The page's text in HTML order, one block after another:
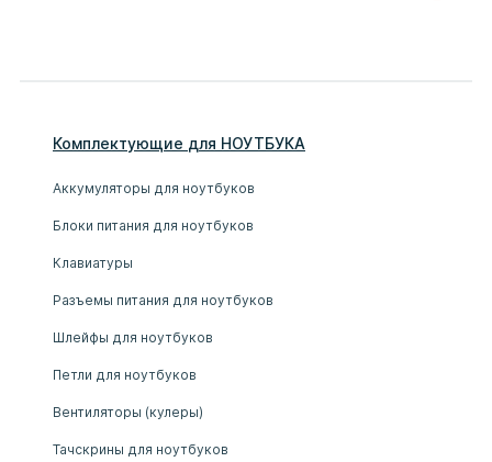
Комплектующие для НОУТБУКА
Аккумуляторы для ноутбуков
Блоки питания для ноутбуков
Клавиатуры
Разъемы питания для ноутбуков
Шлейфы для ноутбуков
Петли для ноутбуков
Вентиляторы (кулеры)
Тачскрины для ноутбуков